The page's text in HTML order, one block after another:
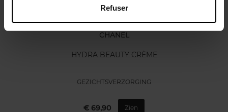
Refuser
CHANEL
HYDRA BEAUTY CRÈME
GEZICHTSVERZORGING
€ 69,90 Zien